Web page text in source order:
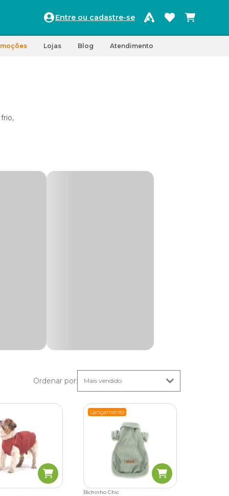
Entre ou cadastre-se
Lojas Blog Atendimento
para
raios
ter
Ordenar por:
Lançamento
Bichinho Chic